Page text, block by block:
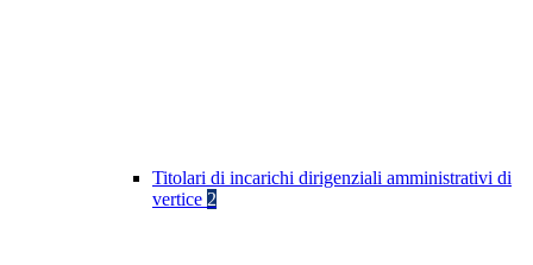
Titolari di incarichi dirigenziali amministrativi di
vertice 2